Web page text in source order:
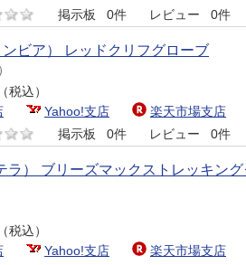
掲示板 0件 レビュー 0件
ビア） レッドクリフグローブ
（税込）
Yahoo!支店
楽天市場支店
掲示板 0件 レビュー 0件
ラ） ブリーズマックストレッキン
（税込）
Yahoo!支店
楽天市場支店